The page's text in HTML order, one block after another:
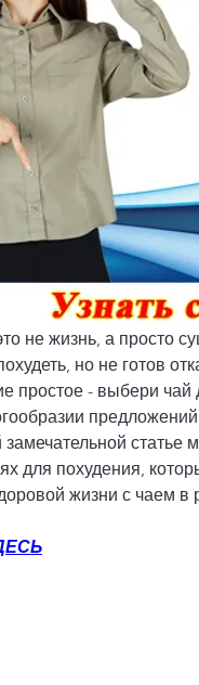
не жизнь, а просто
но не готов
простое - выбери чай
статье
для похудения,
жизни с чаем в